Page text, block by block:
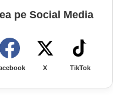
pe Social Media
X TikTok